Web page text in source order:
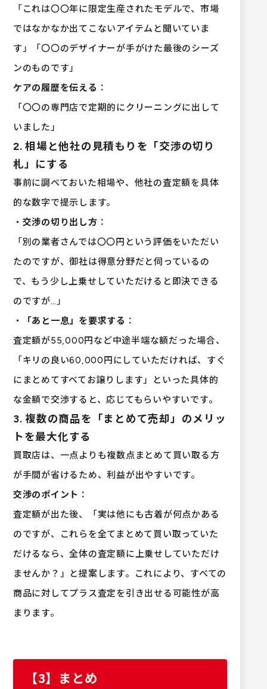
「これは〇〇年に限定生産されたモデルで、市場
ではなかなか出てこないアイテムと聞いていま
す」「〇〇のデザイナーが手がけた最後のシーズ
ンのものです」
ケアの履歴を伝える ：
「〇〇の専門店で定期的にクリーニングに出して
いました」
2. 相場と他社の見積もりを「交渉の切り
札」にする
事前に調べておいた相場や、他社の査定額を具体
的な数字で提示します。
・ 交渉の切り出し方 ：
「別の業者さんでは〇〇円という評価をいただい
たのですが、御社は得意分野だと伺っているの
で、もう少し上乗せしていただけると即決できる
のですが…」
・
「あと一息」を要求する ：
査定額が55,000円など中途半端な額だった場合、
「キリの良い60,000円にしていただければ、すぐ
にまとめてすべてお譲りします」といった具体的
な金額で交渉すると、応じてもらいやすいです。
3. 複数の商品を「まとめて売却」のメリッ
トを最大化する
買取店は、一点よりも複数点まとめて買い取る方
が手間が省けるため、利益が出やすいです。
交渉のポイント ：
査定額が出た後、「実は他にも古着が何点かある
のですが、これらを全てまとめて買い取っていた
だけるなら、全体の査定額に上乗せしていただけ
ませんか？」と提案します。これにより、すべての
商品に対してプラス査定を引き出せる可能性が高
まります。
【3】まとめ